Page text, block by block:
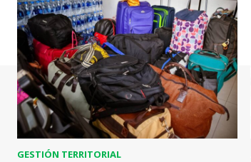
GESTIÓN TERRITORIAL